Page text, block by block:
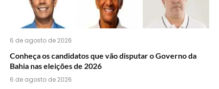
6 de agosto de 2026
Conheça os candidatos que vão disputar o Governo da
Bahia nas eleições de 2026
6 de agosto de 2026